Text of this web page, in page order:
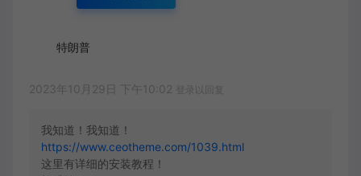
特朗普
2023年10月29日 下午10:02 登录以回复
我知道！我知道！
https://www.ceotheme.com/1039.html
这里有详细的安装教程！